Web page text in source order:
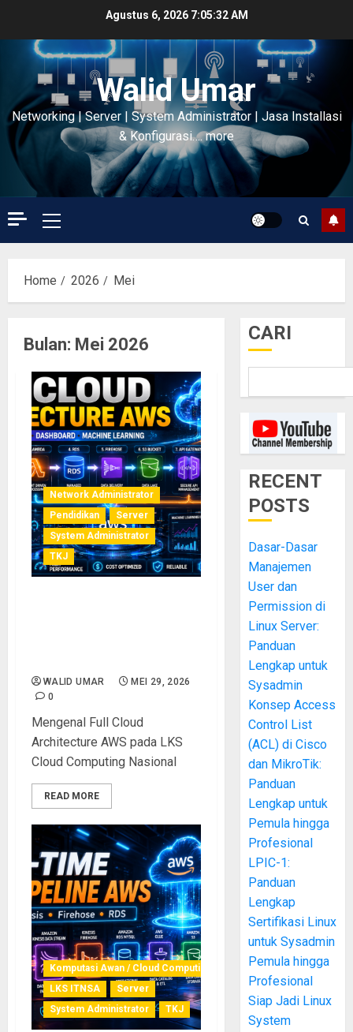
content
Agustus 6, 2026 7:05:34 AM
Walid Umar
Networking | Server | System Administrator | Jasa Installasi
& Konfigurasi…. more
Primary
Menu
Home 2026 Mei
Bulan: Mei 2026
Network Administrator
Pendidikan
Server
System Administrator
TKJ
WALID UMAR
MEI 29, 2026
0
Mengenal Full Cloud
Architecture AWS pada LKS
Cloud Computing Nasional
READ MORE
Komputasi Awan / Cloud Computing
LKS ITNSA
Server
System Administrator
TKJ
CARI
RECENT
POSTS
Dasar-Dasar
Manajemen
User dan
Permission di
Linux Server:
Panduan
Lengkap untuk
Sysadmin
Konsep Access
Control List
(ACL) di Cisco
dan MikroTik:
Panduan
Lengkap untuk
Pemula hingga
Profesional
LPIC-1:
Panduan
Lengkap
Sertifikasi Linux
untuk Sysadmin
Pemula hingga
Profesional
Siap Jadi Linux
System